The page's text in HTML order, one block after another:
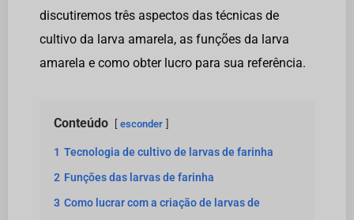
discutiremos três aspectos das técnicas de
cultivo da larva amarela, as funções da larva
amarela e como obter lucro para sua referência.
Conteúdo esconder
1 Tecnologia de cultivo de larvas de farinha
2 Funções das larvas de farinha
3 Como lucrar com a criação de larvas de